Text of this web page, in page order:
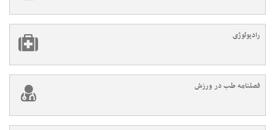
رادیولوژی
فصلنامه طب در ورزش